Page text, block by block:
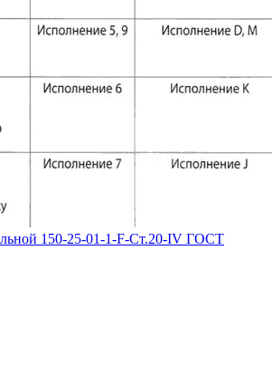
150-25-01-1-F-Ст.20-IV ГОСТ